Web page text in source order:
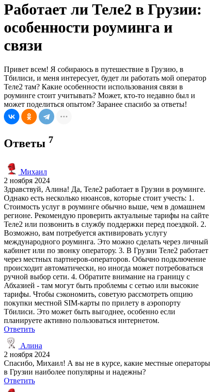
Работает ли Теле2 в Грузии:
особенности роуминга и
связи
Привет всем! Я собираюсь в путешествие в Грузию, в
Тбилиси, и меня интересует, будет ли работать мой оператор
Теле2 там? Какие особенности использования связи в
роуминге стоит учитывать? Может, кто-то недавно был и
может поделиться опытом? Заранее спасибо за ответы!
Ответы 7
Михаил
2 ноября 2024
Здравствуй, Алина! Да, Теле2 работает в Грузии в роуминге.
Однако есть несколько нюансов, которые стоит учесть: 1.
Стоимость услуг в роуминге обычно выше, чем в домашнем
регионе. Рекомендую проверить актуальные тарифы на сайте
Теле2 или позвонить в службу поддержки перед поездкой. 2.
Возможно, вам потребуется активировать услугу
международного роуминга. Это можно сделать через личный
кабинет или по звонку оператору. 3. В Грузии Теле2 работает
через местных партнеров-операторов. Обычно подключение
происходит автоматически, но иногда может потребоваться
ручной выбор сети. 4. Обратите внимание на границу с
Абхазией - там могут быть проблемы с сетью или высокие
тарифы. Чтобы сэкономить, советую рассмотреть опцию
покупки местной SIM-карты по прилету в аэропорту
Тбилиси. Это может быть выгоднее, особенно если
планируете активно пользоваться интернетом.
Ответить
Алина
2 ноября 2024
Спасибо, Михаил! А вы не в курсе, какие местные операторы
в Грузии наиболее популярны и надежны?
Ответить